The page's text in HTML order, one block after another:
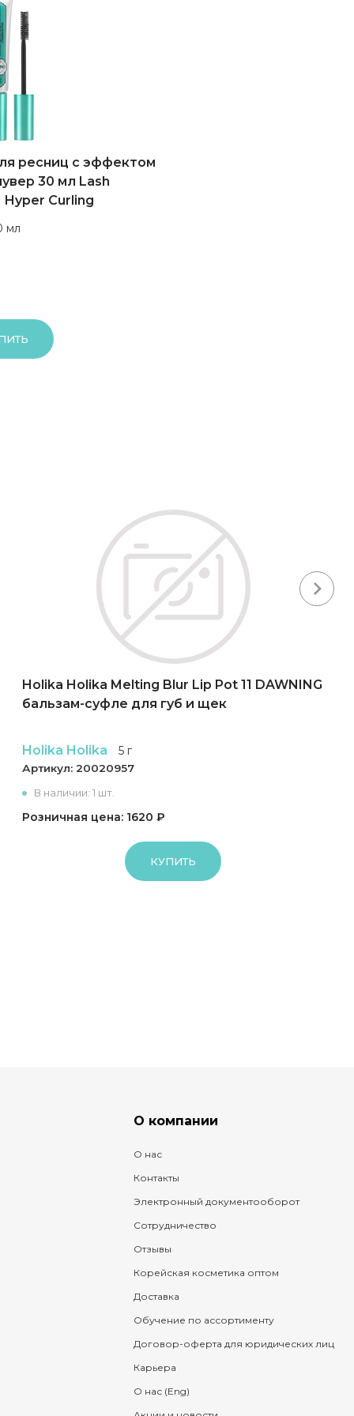
ресниц с эффектом
30 мл Lash
Hyper Curling
мл
Holika Holika Melting Blur Lip Pot 11 DAWNING
бальзам-суфле для губ и щек
Holika Holika 5 г
Артикул: 20020957
В наличии: 1 шт.
Розничная цена: 1620 ₽
КУПИТЬ
О компании
О нас
Контакты
Электронный документооборот
Сотрудничество
Отзывы
Корейская косметика оптом
Доставка
Обучение по ассортименту
Договор-оферта для юридических лиц
Карьера
О нас (Eng)